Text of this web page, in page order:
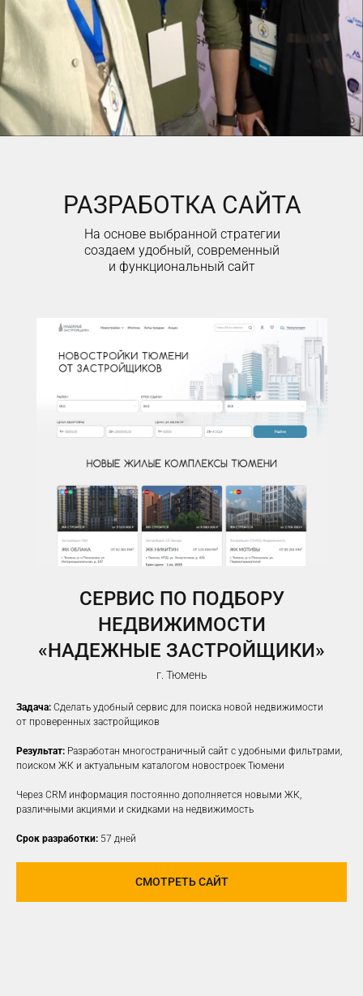
РАЗРАБОТКА САЙТА
На основе выбранной стратегии
создаем удобный, современный
и функциональный сайт
СЕРВИС ПО ПОДБОРУ
НЕДВИЖИМОСТИ
«НАДЕЖНЫЕ ЗАСТРОЙЩИКИ»
г. Тюмень
Задача: Сделать удобный сервис для поиска новой недвижимости
от проверенных застройщиков
Результат: Разработан многостраничный сайт с удобными фильтрами,
поиском ЖК и актуальным каталогом новостроек Тюмени
Через CRM информация постоянно дополняется новыми ЖК,
различными акциями и скидками на недвижимость
Срок разработки: 57 дней
СМОТРЕТЬ САЙТ